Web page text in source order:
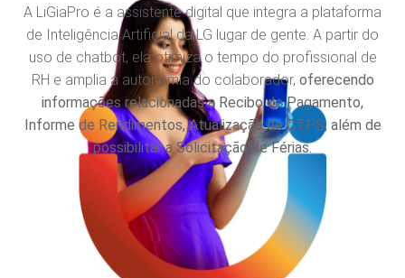
A LiGiaPro é a assistente digital que integra a plataforma
de Inteligência Artificial da LG lugar de gente. A partir do
uso de chatbot, ela otimiza o tempo do profissional de
RH e amplia a autonomia do colaborador, oferecendo
informações relacionadas a Recibo de Pagamento,
Informe de Rendimentos, Atualização de CTPS, além de
possibilitar a Solicitação de Férias.